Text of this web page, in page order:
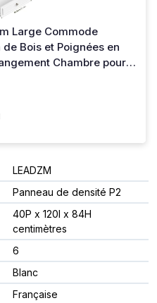
Large Commode
Bois et Poignées en
Chambre pour
LEADZM
Panneau de densité P2
40P x 120l x 84H
centimètres
6
Blanc
Française